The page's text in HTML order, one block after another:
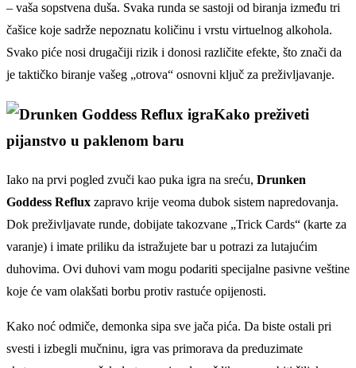
– vaša sopstvena duša. Svaka runda se sastoji od biranja između tri
čašice koje sadrže nepoznatu količinu i vrstu virtuelnog alkohola.
Svako piće nosi drugačiji rizik i donosi različite efekte, što znači da
je taktičko biranje vašeg „otrova“ osnovni ključ za preživljavanje.
Kako preživeti
pijanstvo u paklenom baru
Iako na prvi pogled zvuči kao puka igra na sreću, Drunken
Goddess Reflux zapravo krije veoma dubok sistem napredovanja.
Dok preživljavate runde, dobijate takozvane „Trick Cards“ (karte za
varanje) i imate priliku da istražujete bar u potrazi za lutajućim
duhovima. Ovi duhovi vam mogu podariti specijalne pasivne veštine
koje će vam olakšati borbu protiv rastuće opijenosti.
Kako noć odmiče, demonka sipa sve jača pića. Da biste ostali pri
svesti i izbegli mučninu, igra vas primorava da preduzimate